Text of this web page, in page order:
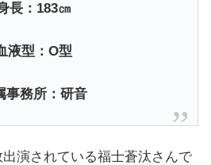
長：183㎝
液型：O型
事務所：研音
出演されている福士蒼汰さんで